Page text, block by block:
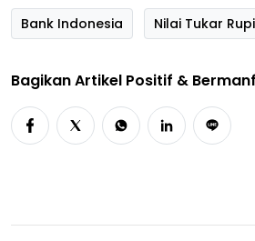
Bank Indonesia Nilai Tukar
Bagikan Artikel Positif &